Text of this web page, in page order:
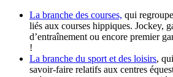
La branche des courses, qui
liés aux courses hippiques. Jockey,
d’entraînement ou encore premier
!
La branche du sport et des loisirs,
savoir-faire relatifs aux centres